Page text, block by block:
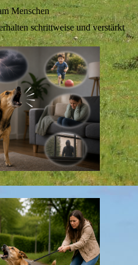
Menschen
schrittweise und verstärkt